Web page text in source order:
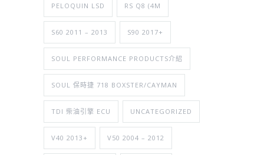
PELOQUIN LSD RS Q8 (4M
S60 2011 – 2013 S90 2017+
SOUL PERFORMANCE PRODUCTS介紹
SOUL 保時捷 718 BOXSTER/CAYMAN
TDI 柴油引擎 ECU UNCATEGORIZED
V40 2013+ V50 2004 – 2012